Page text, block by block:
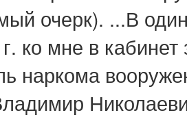
очерк). ...В
ко мне в
наркома